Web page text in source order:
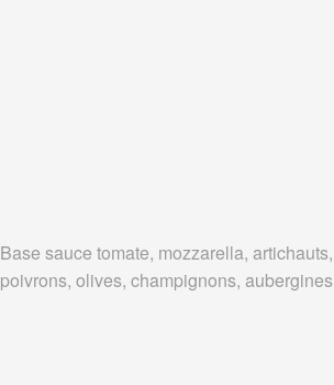
Base sauce tomate, mozzarella, artichauts,
poivrons, olives, champignons, aubergines